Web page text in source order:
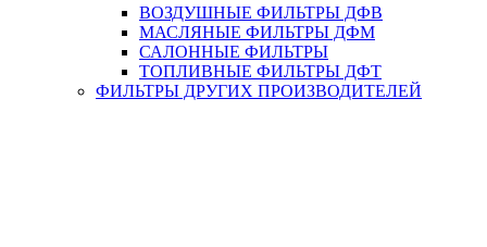
ВОЗДУШНЫЕ ФИЛЬТРЫ ДФВ
МАСЛЯНЫЕ ФИЛЬТРЫ ДФМ
САЛОННЫЕ ФИЛЬТРЫ
ТОПЛИВНЫЕ ФИЛЬТРЫ ДФТ
ФИЛЬТРЫ ДРУГИХ ПРОИЗВОДИТЕЛЕЙ